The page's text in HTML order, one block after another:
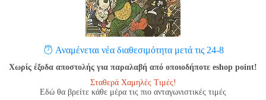
Αναμένεται νέα διαθεσιμότητα μετά τις 24-8
Χωρίς έξοδα αποστολής για παραλαβή από οποιοδήποτε eshop point!
Σταθερά Χαμηλές Τιμές!
Εδώ θα βρείτε κάθε μέρα τις πιο ανταγωνιστικές τιμές